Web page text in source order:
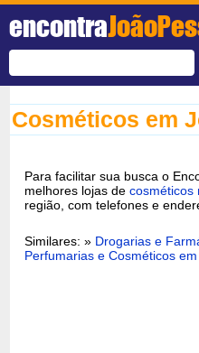
encontra
Cosméticos em
Para facilitar sua busca o
melhores lojas decosméticos
região, com telefones e
Similares: » Drogarias e
Perfumarias e Cosméticos